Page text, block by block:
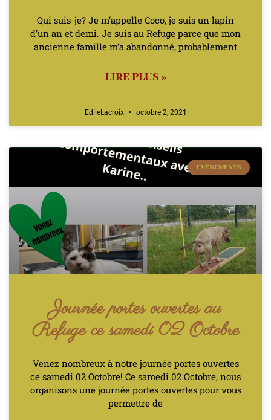
Qui suis-je? Je m’appelle Coco, je suis un lapin
d’un an et demi. Je suis au Refuge parce que mon
ancienne famille m’a abandonné, probablement
LIRE PLUS »
EdileLacroix octobre 2, 2021
EVÈNEMENTS
Journée portes ouvertes au
Refuge ce samedi 02 Octobre
Venez nombreux à notre journée portes ouvertes
ce samedi 02 Octobre! Ce samedi 02 Octobre, nous
organisons une journée portes ouvertes pour vous
permettre de